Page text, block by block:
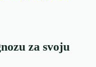
za svoju